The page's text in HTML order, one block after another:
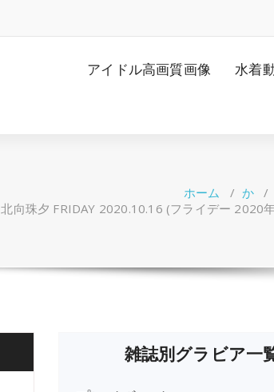
アイドル高画質画像 水着
ホーム / か/
北向珠夕 FRIDAY 2020.10.16 (フライデー 2020
雑誌別グラビア一